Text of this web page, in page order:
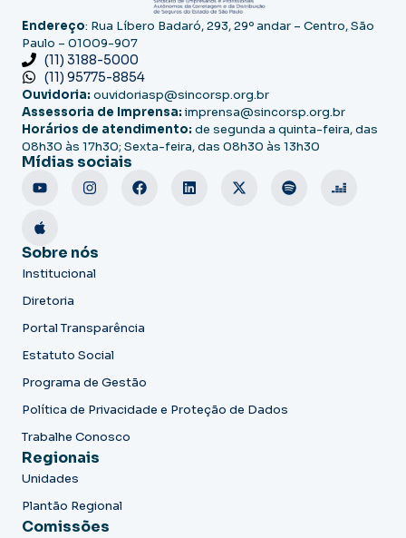
Endereço: Rua Líbero Badaró, 293, 29º andar – Centro, São
Paulo – 01009-907
(11) 3188-5000
(11) 95775-8854
Ouvidoria: ouvidoriasp@sincorsp.org.br
Assessoria de Imprensa: imprensa@sincorsp.org.br
Horários de atendimento: de segunda a quinta-feira, das
08h30 às 17h30; Sexta-feira, das 08h30 às 13h30
Mídias sociais
Sobre nós
Institucional
Diretoria
Portal Transparência
Estatuto Social
Programa de Gestão
Política de Privacidade e Proteção de Dados
Trabalhe Conosco
Regionais
Unidades
Plantão Regional
Comissões